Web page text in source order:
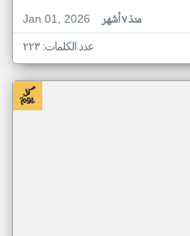
Jan 01, 2026
منذ ٧ أشهر
عدد الكلمات: ٢٢٣